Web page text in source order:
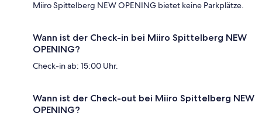
Miiro Spittelberg NEW OPENING bietet keine Parkplätze.
Wann ist der Check-in bei Miiro Spittelberg NEW
OPENING?
Check-in ab: 15:00 Uhr.
Wann ist der Check-out bei Miiro Spittelberg NEW
OPENING?